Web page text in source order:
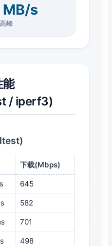
s
峰
能
/ iperf3)
下载(Mbps)
645
582
701
498